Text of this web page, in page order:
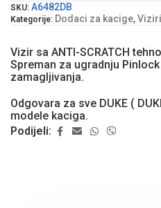
SKU: A6482DB
Kategorije: Dodaci za kacige,
Vizir sa ANTI-SCRATCH
Spreman za ugradnju
zamagljivanja.
Odgovara za sve DUKE (
modele kaciga.
Podijeli: